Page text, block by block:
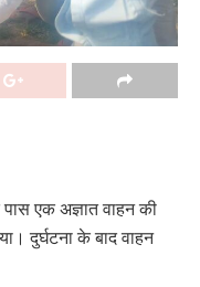
एक अज्ञात वाहन की
दुर्घटना के बाद वाहन